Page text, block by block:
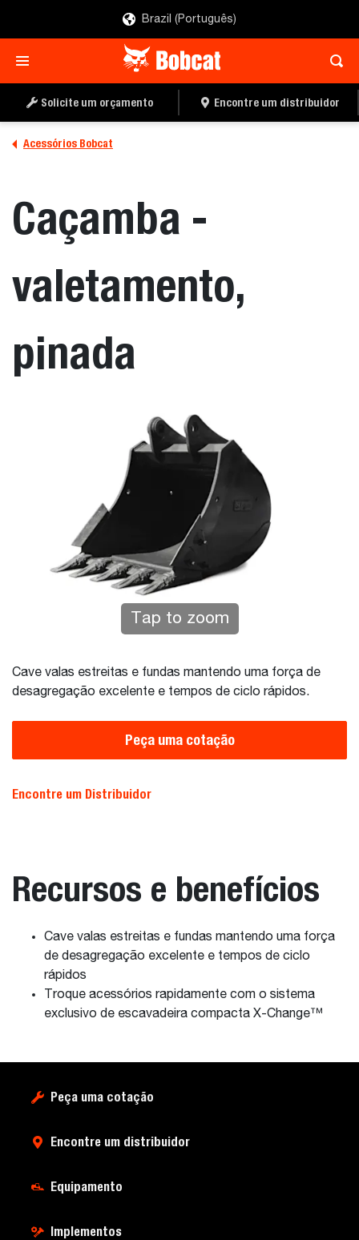
Brazil (Português)
Solicite um orçamento Encontre um distribuidor
Acessórios Bobcat
Caçamba -
valetamento,
pinada
Tap to zoom
Cave valas estreitas e fundas mantendo uma força de
desagregação excelente e tempos de ciclo rápidos.
Peça uma cotação
Encontre um Distribuidor
Recursos e benefícios
Cave valas estreitas e fundas mantendo uma força
de desagregação excelente e tempos de ciclo
rápidos
Troque acessórios rapidamente com o sistema
exclusivo de escavadeira compacta X-Change™
Peça uma cotação
Encontre um distribuidor
Equipamento
Implementos
PEÇA UMA COTAÇÃO
ENCONTRE UM